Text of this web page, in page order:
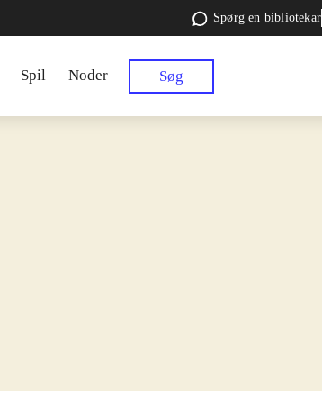
Spørg en bibliotekar
Spil Noder Søg